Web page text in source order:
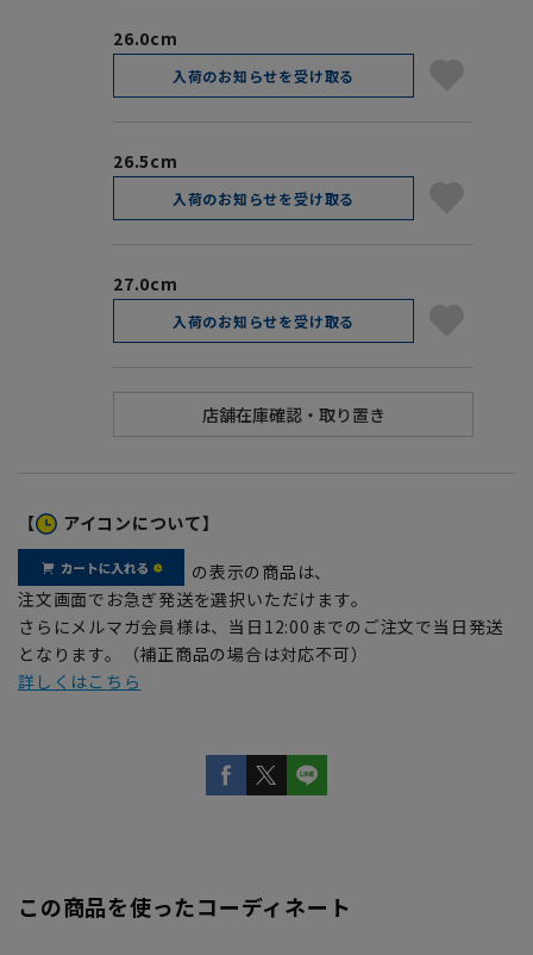
26.0cm
入荷のお知らせを受け取る
26.5cm
入荷のお知らせを受け取る
27.0cm
入荷のお知らせを受け取る
【 アイコンについて】
の表示の商品は、
注文画面でお急ぎ発送を選択いただけます。
さらにメルマガ会員様は、当日12:00までのご注文で当日発送
となります。（補正商品の場合は対応不可）
詳しくはこちら
この商品を使ったコーディネート